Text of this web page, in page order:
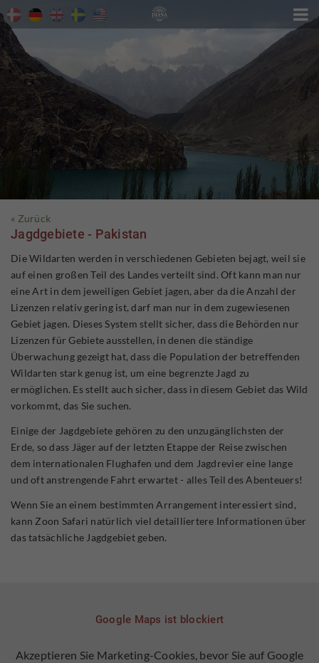

« Zurück
Jagdgebiete - Pakistan
Die Wildarten werden in verschiedenen Gebieten bejagt, weil sie
auf einen großen Teil des Landes verteilt sind. Oft kann man nur
eine Art in dem jeweiligen Gebiet jagen, aber da die Anzahl der
Lizenzen relativ gering ist, darf man nur in dem zugewiesenen
Gebiet jagen. Dieses System stellt sicher, dass die Behörden nur
Lizenzen für Gebiete ausstellen, in denen die ständige
Überwachung gezeigt hat, dass die Population der betreffenden
Wildarten stark genug ist, um eine begrenzte Jagd zu
ermöglichen. Es stellt auch sicher, dass in diesem Gebiet das Wild
vorkommt, das Sie suchen.
Einige der Jagdgebiete gehören zu den unzugänglichsten der
Erde, so dass Jäger auf der letzten Etappe der Reise zwischen
dem internationalen Flughafen und dem Jagdrevier eine lange
und oft anstrengende Fahrt erwartet - alles Teil des Abenteuers!
Wenn Sie an einem bestimmten Arrangement interessiert sind,
kann Zoon Safari natürlich viel detailliertere Informationen über
das tatsächliche Jagdgebiet geben.
Google Maps ist blockiert
Akzeptieren Sie Marketing-Cookies, bevor Sie auf Google